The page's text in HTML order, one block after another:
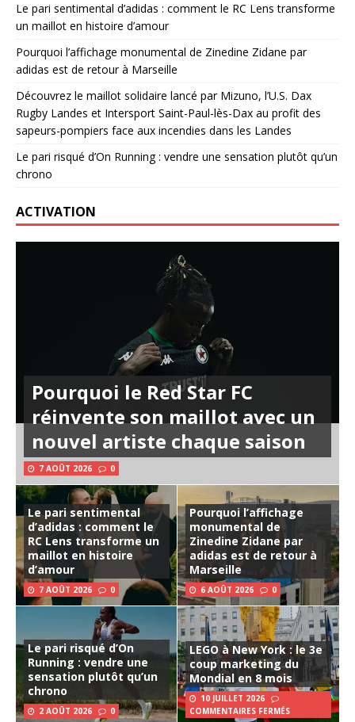
Le pari sentimental d’adidas : comment le RC Lens transforme
un maillot en histoire d’amour
Pourquoi l’affichage monumental de Zinedine Zidane par
adidas est de retour à Marseille
Découvrez le maillot solidaire lancé par Mizuno, l’U.S. Dax
Rugby Landes et Intersport Saint-Paul-lès-Dax au profit des
sapeurs-pompiers face aux incendies dans les Landes
Le pari risqué d’On Running : vendre une sensation plutôt qu’un
chrono
ACTIVATION
Pourquoi le Red Star FC
réinvente son maillot avec un
nouvel artiste chaque saison
7 AOÛT 2026 0
Le pari sentimental
d’adidas : comment le
RC Lens transforme un
maillot en histoire
d’amour
7 AOÛT 2026 0
Pourquoi l’affichage
monumental de
Zinedine Zidane par
adidas est de retour à
Marseille
6 AOÛT 2026 0
Le pari risqué d’On
Running : vendre une
sensation plutôt qu’un
chrono
2 AOÛT 2026 0
LEGO à New York : le 3e
coup marketing du
Mondial en 8 mois
10 JUILLET 2026
COMMENTAIRES FERMÉS